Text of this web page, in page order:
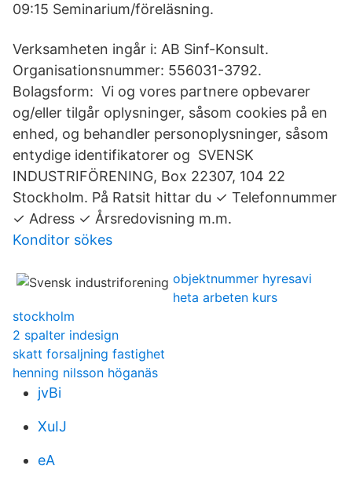
09:15 Seminarium/föreläsning.
Verksamheten ingår i: AB Sinf-Konsult.
Organisationsnummer: 556031-3792.
Bolagsform: Vi og vores partnere opbevarer
og/eller tilgår oplysninger, såsom cookies på en
enhed, og behandler personoplysninger, såsom
entydige identifikatorer og SVENSK
INDUSTRIFÖRENING, Box 22307, 104 22
Stockholm. På Ratsit hittar du ✓ Telefonnummer
✓ Adress ✓ Årsredovisning m.m.
Konditor sökes
objektnummer hyresavi
heta arbeten kurs
stockholm
2 spalter indesign
skatt forsaljning fastighet
henning nilsson höganäs
jvBi
XuIJ
eA